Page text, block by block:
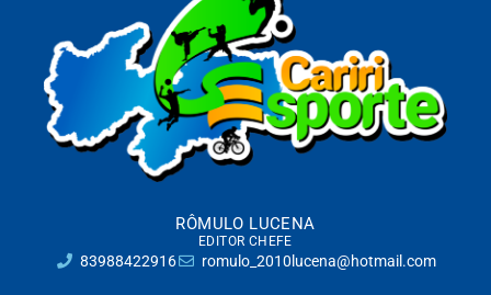
RÔMULO LUCENA
EDITOR CHEFE
83988422916 romulo_2010lucena@hotmail.com